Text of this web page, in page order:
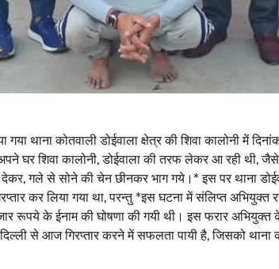
गया थाना कोतवाली डोईवाला क्षेत्र की शिवा कालोनी
घर शिवा कालोनी, डोईवाला की तरफ लेकर आ रही थी,
देकर, गले से सोने की चेन छीनकर भाग गये।* इस पर थाना
कर लिया गया था, परन्तु *इस घटना में संलिप्त अभियुक्त
हजार रूपये के ईनाम की घोषणा की गयी थी। इस फरार
से आज गिरप्तार करने में सफलता पायी है, जिसको थाना
56